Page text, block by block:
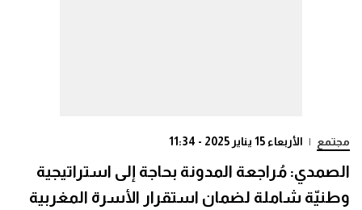
مجتمع | الأربعاء 15 يناير 2025 - 11:34
الصمدي: مُراجعة المدونة بحاجة إلى استراتيجية
وطنيّة شاملة لضمان استقرار الأسرة المغربية